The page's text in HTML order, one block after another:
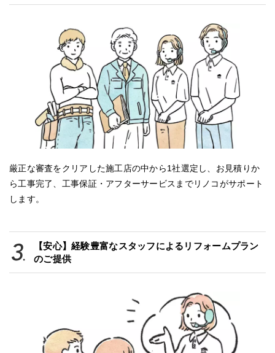
厳正な審査をクリアした施工店の中から1社選定し、お見積りか
ら工事完了、工事保証・アフターサービスまでリノコがサポート
します。
【安心】経験豊富なスタッフによるリフォームプラン
のご提供